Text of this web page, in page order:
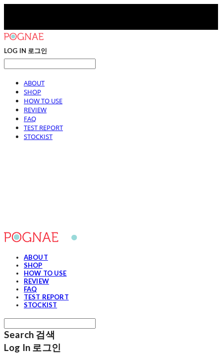
LOG IN 로그인
ABOUT
SHOP
HOW TO USE
REVIEW
FAQ
TEST REPORT
STOCKIST
ABOUT
SHOP
HOW TO USE
REVIEW
FAQ
TEST REPORT
STOCKIST
Search 검색
Log In 로그인